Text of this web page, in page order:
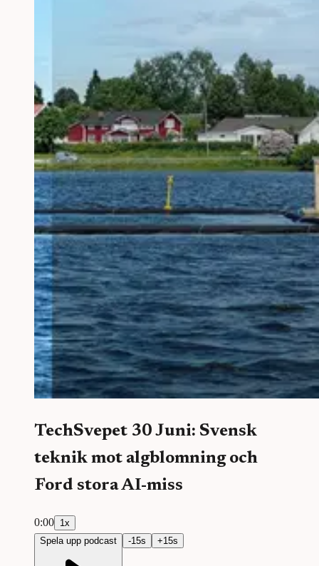
TechSvepet 30 Juni: Svensk
teknik mot algblomning och
Ford stora AI-miss
0:00 1x
Spela upp podcast
-15s +15s